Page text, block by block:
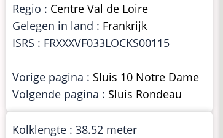
Regio : Centre Val de Loire
Gelegen in land : Frankrijk
ISRS : FRXXXVF033LOCKS00115
Vorige pagina : Sluis 10 Notre Dame
Volgende pagina : Sluis Rondeau
Kolklengte : 38.52 meter